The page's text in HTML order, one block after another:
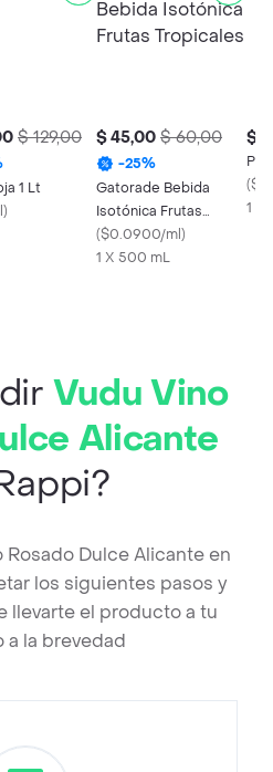
$ 129,00
1 Lt
)
$ 45,00 $ 60,00
-25%
Gatorade Bebida
Isotónica Frutas
Tropicales
($0.0900/ml)
1 X 500 mL
$
(
1
Vudu Vino
Alicante
Rosado Dulce Alicante en
los siguientes pasos y
llevarte el producto a tu
a la brevedad